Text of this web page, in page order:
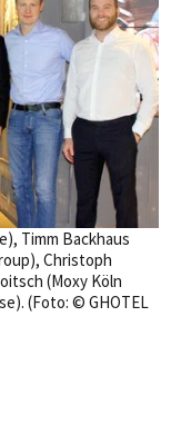
Timm Backhaus
Christoph
(Moxy Köln
(Foto: © GHOTEL